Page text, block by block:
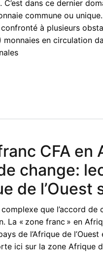
dans ce dernier
commune ou
à plusieurs
en circulation
CFA en
change:
de l’Ouest
que l’accord
La « zone franc » en
de l’Afrique de
ici sur la zone Afrique